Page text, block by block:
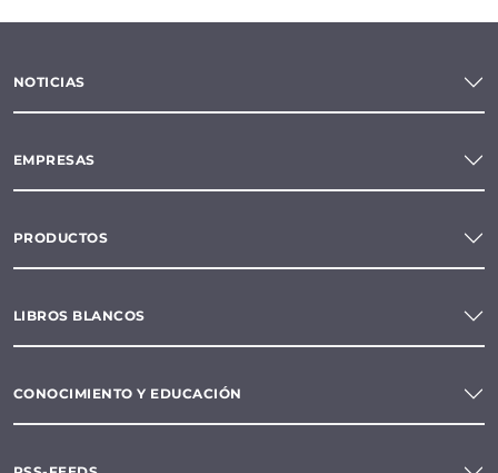
NOTICIAS
EMPRESAS
PRODUCTOS
LIBROS BLANCOS
CONOCIMIENTO Y EDUCACIÓN